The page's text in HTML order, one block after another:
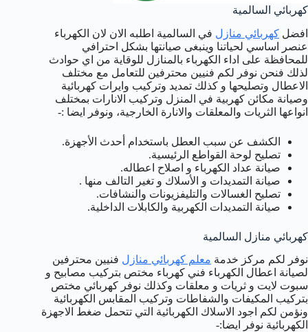
كهربائي السالمية
افضل كهربائي منازل في السالمية اطلبه الان لان الكهرباء
عنصر اساسي لحياتنا وينبغى صيانتها بشكل احترافي
للمحافظة على اداء الكهرباء بالمنازل للوقاية من اي حوادث
لذلك فنحن نوفر لكم فنيين محترفين للتعامل مع مختلف
الاعطال وتصليحها و كذلك تمديد وتركيب وايرات كهربائية
وصيانة مكائن كهربية في المنزل وتركيب الانارات بمختلف
انواعها الثريات والمعلقات والانارة الخارجية، ونوفر ايضا :-
الكشف عن سبب العطل باستخدام أحدث الأجهزة.
تصليح لوحة القواطع الرئيسية.
صيانة عداد الكهرباء و اصلاح اعطاله.
صيانة التمديدات و الأسلاك و تغير التالف منها .
تصليح الغسالات والتليفزيونات والنشافات.
صيانة التمديدات الكهربية والكابلات الداخلية.
كهربائي منازل السالمية
نوفر لكم مركز خدمة معلم كهربائي منازل فنيين محترفين
لصيانة اعطال الكهرباء فني كهرباء مختص بتركيب مصابيح و
سبوت لايت و ثريات و معلقات وكذلك نوفر كهربائي مختص
بتركيب المكيفات والشفاطات وتركيب المقابس الكهربائية
ونؤمن لكم اجود الاسلاك الكهربائية التي تتحمل ضغط الاجهزة
الكهربائية نوفر ايضا:-